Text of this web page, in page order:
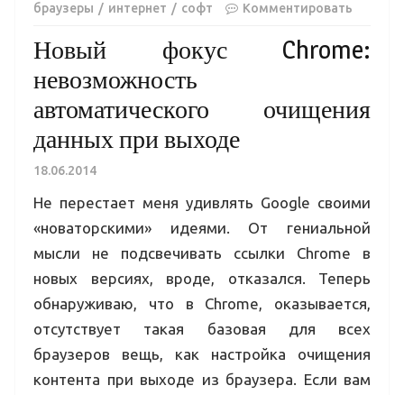
браузеры
интернет софт Комментировать
Новый фокус Chrome:
невозможность
автоматического очищения
данных при выходе
18.06.2014
Не перестает меня удивлять Google своими
«новаторскими» идеями. От гениальной
мысли не подсвечивать ссылки Chrome в
новых версиях, вроде, отказался. Теперь
обнаруживаю, что в Chrome, оказывается,
отсутствует такая базовая для всех
браузеров вещь, как настройка очищения
контента при выходе из браузера. Если вам